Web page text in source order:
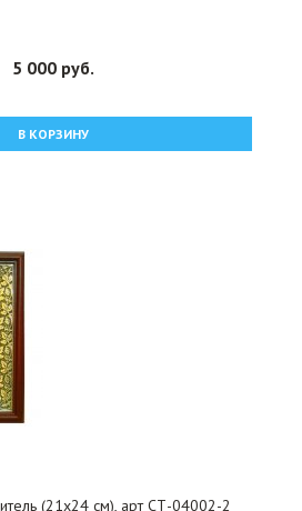
5 000 руб.
В КОРЗИНУ
(21х24 см), арт СТ-04002-2